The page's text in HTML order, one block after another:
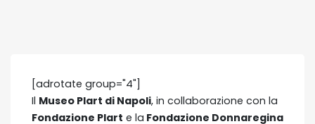
[adrotate group="4"]
Il Museo Plart di Napoli, in collaborazione con la
Fondazione Plart e la Fondazione Donnaregina